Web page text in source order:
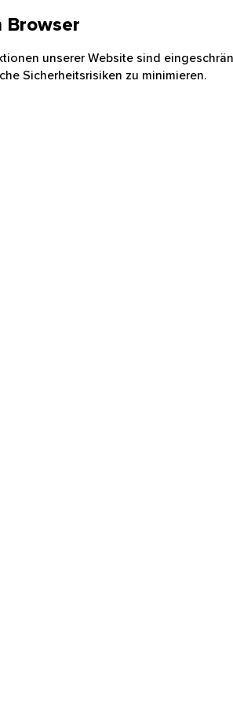
Browser
unserer Website sind
Sicherheitsrisiken zu minimieren.